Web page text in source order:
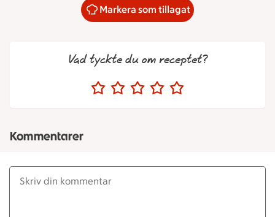
Markera som tillagat
Vad tyckte du om receptet?
Kommentarer